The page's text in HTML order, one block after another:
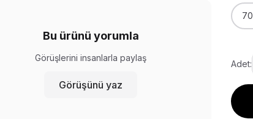
Bu ürünü yorumla
Görüşlerini insanlarla paylaş
Görüşünü yaz
Adet: